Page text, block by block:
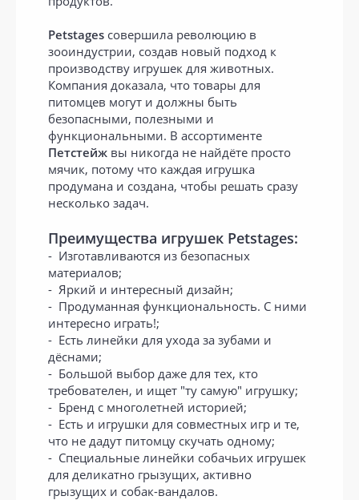
Petstages совершила революцию в
зооиндустрии, создав новый подход к
производству игрушек для животных.
Компания доказала, что товары для
питомцев могут и должны быть
безопасными, полезными и
функциональными. В ассортименте
Петстейж вы никогда не найдёте просто
мячик, потому что каждая игрушка
продумана и создана, чтобы решать сразу
несколько задач.
Преимущества игрушек Petstages:
- Изготавливаются из безопасных
материалов;
- Яркий и интересный дизайн;
- Продуманная функциональность. С ними
интересно играть!;
- Есть линейки для ухода за зубами и
дёснами;
- Большой выбор даже для тех, кто
требователен, и ищет "ту самую" игрушку;
- Бренд с многолетней историей;
- Есть и игрушки для совместных игр и те,
что не дадут питомцу скучать одному;
- Специальные линейки собачьих игрушек
для деликатно грызущих, активно
грызущих и собак-вандалов.